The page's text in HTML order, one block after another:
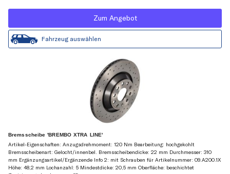
Zum Angebot
Fahrzeug auswählen
Bremsscheibe 'BREMBO XTRA LINE'
Artikel-Eigenschaften: Anzugsdrehmoment: 120 Nm Bearbeitung: hochgekohlt
Bremsscheibenart: Gelocht/innenbel. Bremsscheibendicke: 22 mm Durchmesser: 310
mm Ergänzungsartikel/Ergänzende Info 2: mit Schrauben für Artikelnummer: 09.A200.1X
Höhe: 48,2 mm Lochanzahl: 5 Mindestdicke: 20,5 mm Oberfläche: beschichtet